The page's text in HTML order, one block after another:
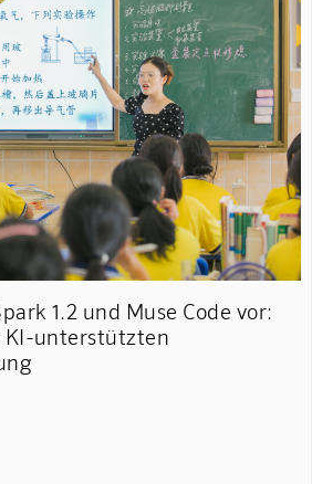
1.2 und Muse Code vor:
KI-unterstützten